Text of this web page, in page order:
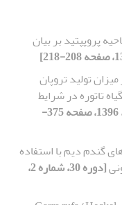
پروپپتید بر بیان
تولید تروپان
تاتوره در شرایط
[دوره 30، شماره 4، 1396، صفحه 375-
گندم دیم با استفاده
[دوره 30، شماره 2،